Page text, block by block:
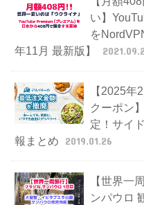
い】
を
年11月 最新版】
【2025
クーポン
定！サイ
報まとめ
2019.01.26
【世界一
ンパウロ